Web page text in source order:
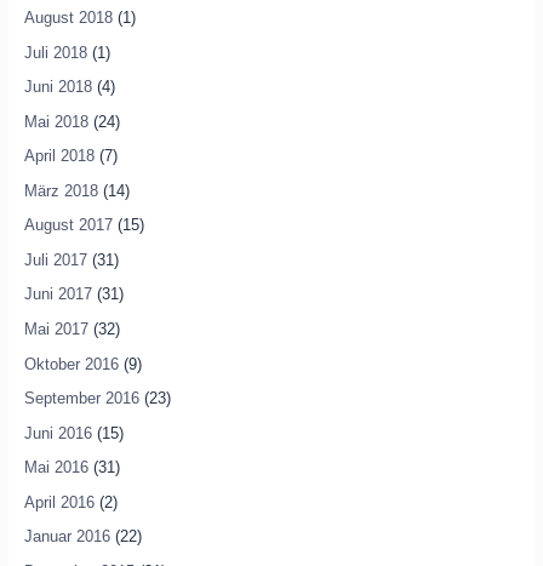
August 2018(1)
Juli 2018(1)
Juni 2018(4)
Mai 2018(24)
April 2018(7)
März 2018(14)
August 2017(15)
Juli 2017(31)
Juni 2017(31)
Mai 2017(32)
Oktober 2016(9)
September 2016(23)
Juni 2016(15)
Mai 2016(31)
April 2016(2)
Januar 2016(22)